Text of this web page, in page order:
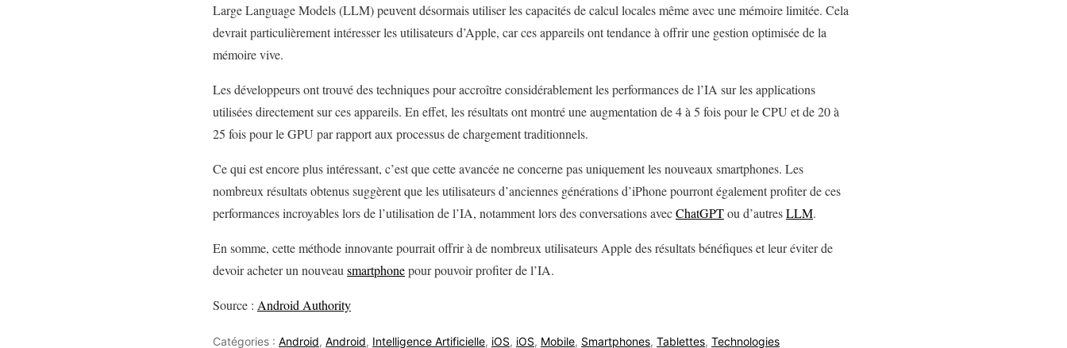
Large Language Models (LLM) peuvent désormais utiliser les capacités de calcul locales même avec une mémoire limitée. Cela
devrait particulièrement intéresser les utilisateurs d’Apple, car ces appareils ont tendance à offrir une gestion optimisée de la
mémoire vive.
Les développeurs ont trouvé des techniques pour accroître considérablement les performances de l’IA sur les applications
utilisées directement sur ces appareils. En effet, les résultats ont montré une augmentation de 4 à 5 fois pour le CPU et de 20 à
25 fois pour le GPU par rapport aux processus de chargement traditionnels.
Ce qui est encore plus intéressant, c’est que cette avancée ne concerne pas uniquement les nouveaux smartphones. Les
nombreux résultats obtenus suggèrent que les utilisateurs d’anciennes générations d’iPhone pourront également profiter de ces
performances incroyables lors de l’utilisation de l’IA, notamment lors des conversations avecChatGPTou d’autresLLM.
En somme, cette méthode innovante pourrait offrir à de nombreux utilisateurs Apple des résultats bénéfiques et leur éviter de
devoir acheter un nouveau smartphonepour pouvoir profiter de l’IA.
Source : Android Authority
Catégories : Android, Android, Intelligence Artificielle, iOS, iOS, Mobile, Smartphones, Tablettes, Technologies